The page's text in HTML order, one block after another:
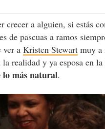
crecer a alguien, si estás
de pascuas a ramos
ver aKristen Stewart muy a
la realidad y ya esposa en
lo más natural.